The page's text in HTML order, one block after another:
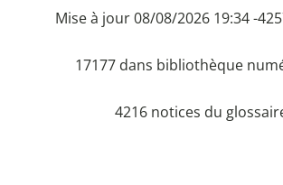
Mise à jour 08/08/2026 19:34 -
17177 dans bibliothèque
4216 notices du